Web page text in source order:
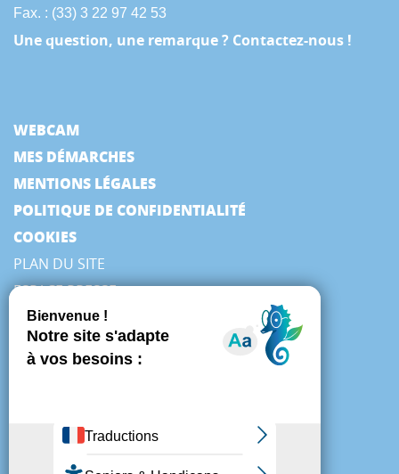
Fax. : (33) 3 22 97 42 53
Une question, une remarque ? Contactez-nous !
WEBCAM
MES DÉMARCHES
MENTIONS LÉGALES
POLITIQUE DE CONFIDENTIALITÉ
COOKIES
PLAN DU SITE
ESPACE PRESSE